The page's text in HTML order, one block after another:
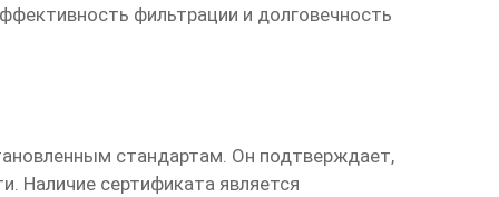
фильтрации и долговечность
стандартам. Он подтверждает,
Наличие сертификата является